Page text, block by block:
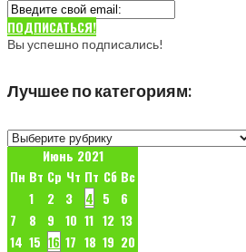
ПОДПИСАТЬСЯ!
Вы успешно подписались!
Лучшее по категориям:
Лучшее
категориям:
Июнь 2021
Пн Вт Ср Чт Пт Сб Вс
1
2 3 4 5
6
7
8 9 10 11 12 13
14 15 16 17 18 19 20